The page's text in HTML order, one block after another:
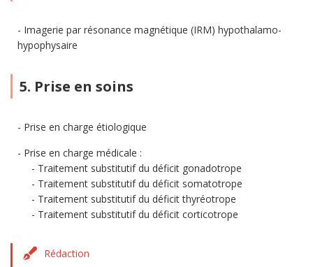
Imagerie par résonance magnétique (IRM) hypothalamo-
hypophysaire
5. Prise en soins
Prise en charge étiologique
Prise en charge médicale :
Traitement substitutif du déficit gonadotrope
Traitement substitutif du déficit somatotrope
Traitement substitutif du déficit thyréotrope
Traitement substitutif du déficit corticotrope
Rédaction